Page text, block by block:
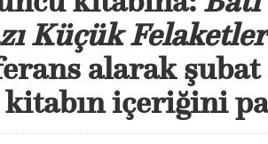
Küçük Felaketler
alarak şubat
içeriğini